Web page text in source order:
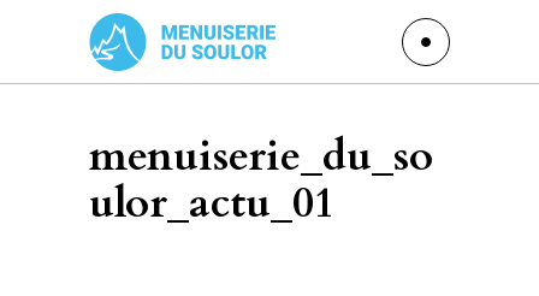
menuiserie_du_so
ulor_actu_01